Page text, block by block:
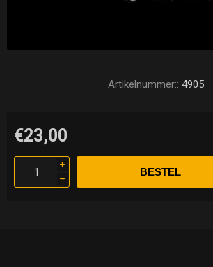
Artikelnummer:: 4905
€23,00
i
h